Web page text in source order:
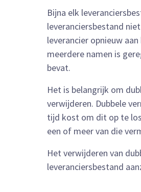
Bijna elk
leveranciersbestand
leverancier opnieuw
meerdere namen is
bevat.
Het is belangrijk om
verwijderen. Dubbele
tijd kost om dit op te
een of meer van die
Het verwijderen van
leveranciersbestand